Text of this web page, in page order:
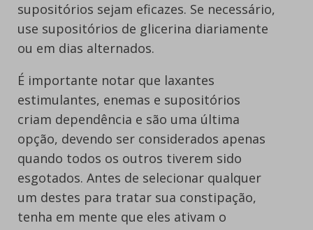
supositórios sejam eficazes. Se necessário,
use supositórios de glicerina diariamente
ou em dias alternados.
É importante notar que laxantes
estimulantes, enemas e supositórios
criam dependência e são uma última
opção, devendo ser considerados apenas
quando todos os outros tiverem sido
esgotados. Antes de selecionar qualquer
um destes para tratar sua constipação,
tenha em mente que eles ativam o